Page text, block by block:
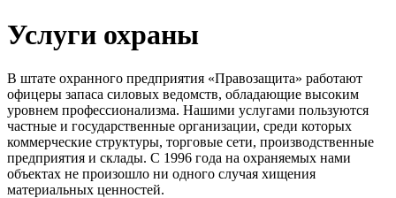
Услуги охраны
В штате охранного предприятия «Правозащита» работают
офицеры запаса силовых ведомств, обладающие высоким
уровнем профессионализма. Нашими услугами пользуются
частные и государственные организации, среди которых
коммерческие структуры, торговые сети, производственные
предприятия и склады. С 1996 года на охраняемых нами
объектах не произошло ни одного случая хищения
материальных ценностей.